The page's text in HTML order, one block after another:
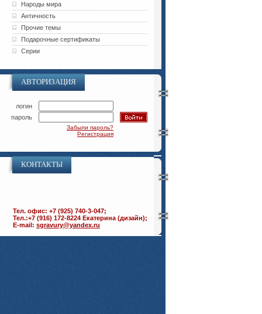
Народы мира
Античность
Прочие темы
Подарочные сертификаты
Серии
АВТОРИЗАЦИЯ
логин
пароль
Забыли пароль?
Регистрация
КОНТАКТЫ
Тел. офис: +7 (925) 740-3-047;
Тел.:+7 (916) 172-8224 Екатерина (дизайн);
E-mail: sgravury@yandex.ru